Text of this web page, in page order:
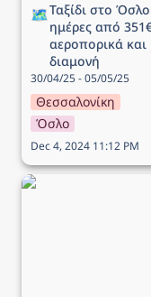
🗺️Ταξίδι στο
ημέρες από
αεροπορικά και
διαμονή
30/04/25 - 05/05/25
Θεσσαλονίκη
Όσλο
Dec 4, 2024 11:12 PM
Ταξίδι στο Λονδίνο